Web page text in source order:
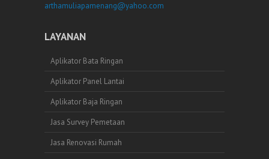
arthamuliapamenang@yahoo.com
LAYANAN
Aplikator Bata Ringan
Aplikator Panel Lantai
Aplikator Baja Ringan
Jasa Survey Pemetaan
Jasa Renovasi Rumah